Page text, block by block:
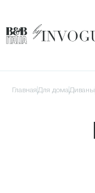
Главная для дома Диваны